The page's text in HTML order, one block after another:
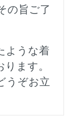
の旨ご了
ような着
ます。
うぞお立